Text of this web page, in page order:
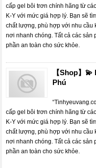
cấp gel bôi trơn chính hãng từ
K-Y với mức giá hợp lý. Bạn sẽ
chất lượng, phù hợp với nhu cầu
nơi nhanh chóng. Tất cả các sản
phần an toàn cho sức khỏe.
【Shop】
Phú
cấp gel bôi trơn chính hãng từ
K-Y với mức giá hợp lý. Bạn sẽ
chất lượng, phù hợp với nhu cầu
nơi nhanh chóng. Tất cả các sản
phần an toàn cho sức khỏe.